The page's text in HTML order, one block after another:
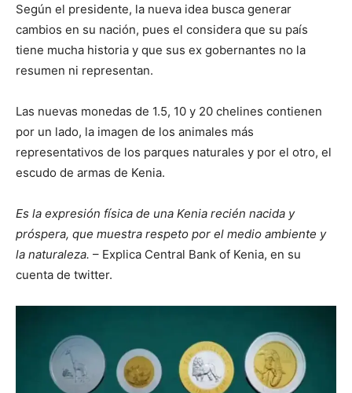
Según el presidente, la nueva idea busca generar
cambios en su nación, pues el considera que su país
tiene mucha historia y que sus ex gobernantes no la
resumen ni representan.
Las nuevas monedas de 1.5, 10 y 20 chelines contienen
por un lado, la imagen de los animales más
representativos de los parques naturales y por el otro, el
escudo de armas de Kenia.
Es la expresión física de una Kenia recién nacida y
próspera, que muestra respeto por el medio ambiente y
la naturaleza. – Explica Central Bank of Kenia, en su
cuenta de twitter.